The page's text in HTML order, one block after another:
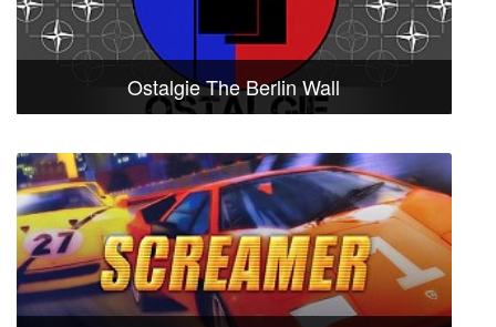
Ostalgie The Berlin Wall